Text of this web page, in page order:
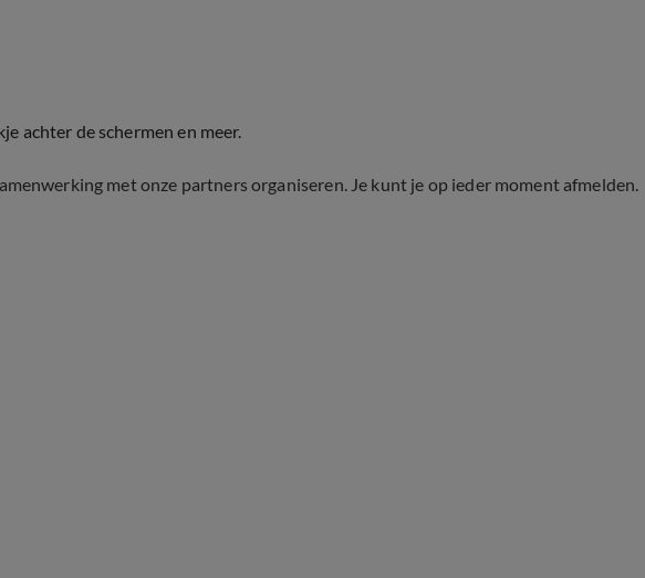
achter de schermen en meer.
met onze partners organiseren. Je kunt je op ieder moment afmelden.